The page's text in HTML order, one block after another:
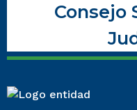
Consejo